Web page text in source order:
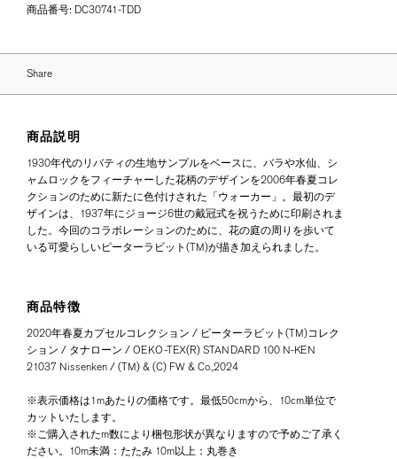
商品番号: DC30741-TDD
Share
商品説明
1930年代のリバティの生地サンプルをベースに、バラや水仙、シ
ャムロックをフィーチャーした花柄のデザインを2006年春夏コレ
クションのために新たに色付けされた「ウォーカー」。最初のデ
ザインは、1937年にジョージ6世の戴冠式を祝うために印刷されま
した。今回のコラボレーションのために、花の庭の周りを歩いて
いる可愛らしいピーターラビット(TM)が描き加えられました。
商品特徴
2020年春夏カプセルコレクション / ピーターラビット(TM)コレク
ション / タナローン / OEKO-TEX(R) STANDARD 100 N-KEN
21037 Nissenken / (TM) & (C) FW & Co.,2024
※表示価格は1mあたりの価格です。最低50cmから、10cm単位で
カットいたします。
※ご購入されたm数により梱包形状が異なりますので予めご了承く
ださい。10m未満：たたみ 10m以上：丸巻き